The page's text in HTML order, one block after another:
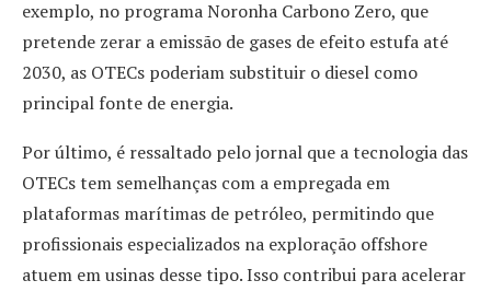
exemplo, no programa Noronha Carbono Zero, que
pretende zerar a emissão de gases de efeito estufa até
2030, as OTECs poderiam substituir o diesel como
principal fonte de energia.
Por último, é ressaltado pelo jornal que a tecnologia das
OTECs tem semelhanças com a empregada em
plataformas marítimas de petróleo, permitindo que
profissionais especializados na exploração offshore
atuem em usinas desse tipo. Isso contribui para acelerar